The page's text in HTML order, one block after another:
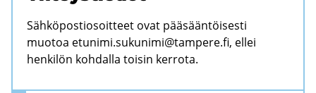
Sähköpostiosoitteet ovat pääsääntöisesti
muotoa etunimi.sukunimi@tampere.fi, ellei
henkilön kohdalla toisin kerrota.